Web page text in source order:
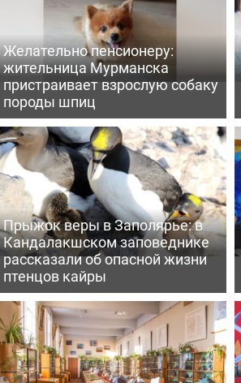
Желательно пенсионеру:
жительница Мурманска
пристраивает взрослую собаку
породы шпиц
Прыжок веры в Заполярье: в
Кандалакшском заповеднике
рассказали об опасной жизни
птенцов кайры